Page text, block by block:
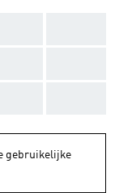
gebruikelijke